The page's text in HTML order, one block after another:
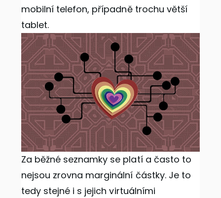
mobilní telefon, případně trochu větší
tablet.
Za běžné seznamky se platí a často to
nejsou zrovna marginální částky. Je to
tedy stejné i s jejich virtuálními